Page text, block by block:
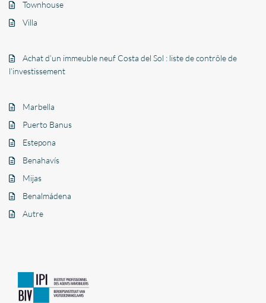
Townhouse
Villa
Achat d’un immeuble neuf Costa del Sol : liste de contrôle de
l’investissement
Marbella
Puerto Banus
Estepona
Benahavís
Mijas
Benalmádena
Autre